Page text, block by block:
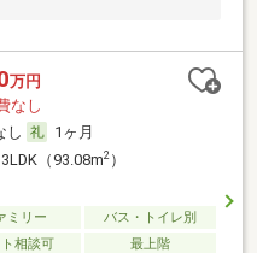
万円
なし
し
1ヶ月
（93.08m2）
ミリー
バス・トイレ別
相談可 最上階